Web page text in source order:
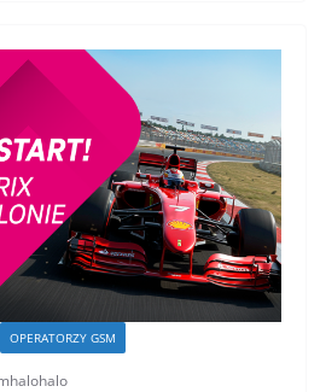
OPERATORZY GSM